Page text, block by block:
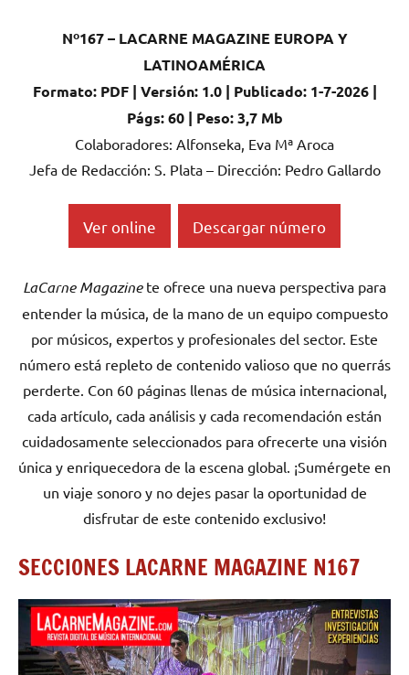
Nº167 – LACARNE MAGAZINE EUROPA Y
LATINOAMÉRICA
Formato: PDF | Versión: 1.0 | Publicado: 1-7-2026 |
Págs: 60 | Peso: 3,7 Mb
Colaboradores: Alfonseka, Eva Mª Aroca
Jefa de Redacción: S. Plata – Dirección: Pedro Gallardo
Ver online Descargar número
LaCarne Magazinete ofrece una nueva perspectiva para
entender la música, de la mano de un equipo compuesto
por músicos, expertos y profesionales del sector. Este
número está repleto de contenido valioso que no querrás
perderte. Con 60 páginas llenas de música internacional,
cada artículo, cada análisis y cada recomendación están
cuidadosamente seleccionados para ofrecerte una visión
única y enriquecedora de la escena global. ¡Sumérgete en
un viaje sonoro y no dejes pasar la oportunidad de
disfrutar de este contenido exclusivo!
SECCIONES LACARNE MAGAZINE N167